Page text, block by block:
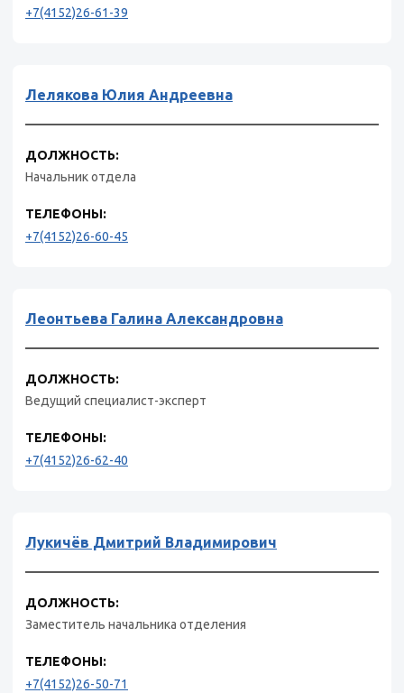
+7(4152)26-61-39
Лелякова Юлия Андреевна
ДОЛЖНОСТЬ:
Начальник отдела
ТЕЛЕФОНЫ:
+7(4152)26-60-45
Леонтьева Галина Александровна
ДОЛЖНОСТЬ:
Ведущий специалист-эксперт
ТЕЛЕФОНЫ:
+7(4152)26-62-40
Лукичёв Дмитрий Владимирович
ДОЛЖНОСТЬ:
Заместитель начальника отделения
ТЕЛЕФОНЫ:
+7(4152)26-50-71